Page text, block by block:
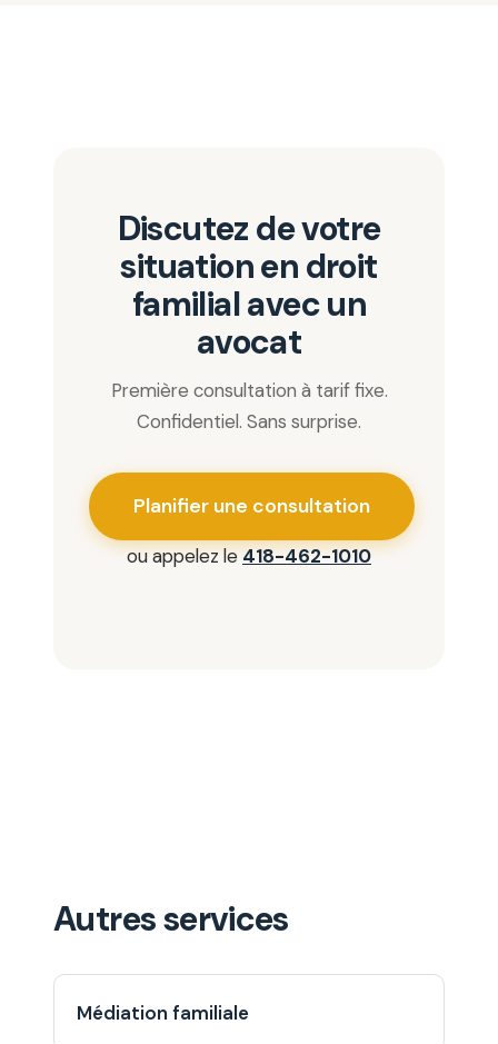
Discutez de votre
situation en droit
familial avec un
avocat
Première consultation à tarif fixe.
Confidentiel. Sans surprise.
Planifier une consultation
ou appelez le418-462-1010
Autres services
Médiation familiale